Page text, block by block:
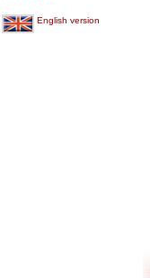
English version